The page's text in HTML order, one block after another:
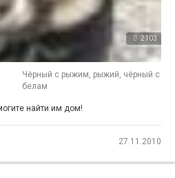
2103
Чёрный с рыжим, рыжий, чёрный с
белам
найти им дом!
27.11.2010